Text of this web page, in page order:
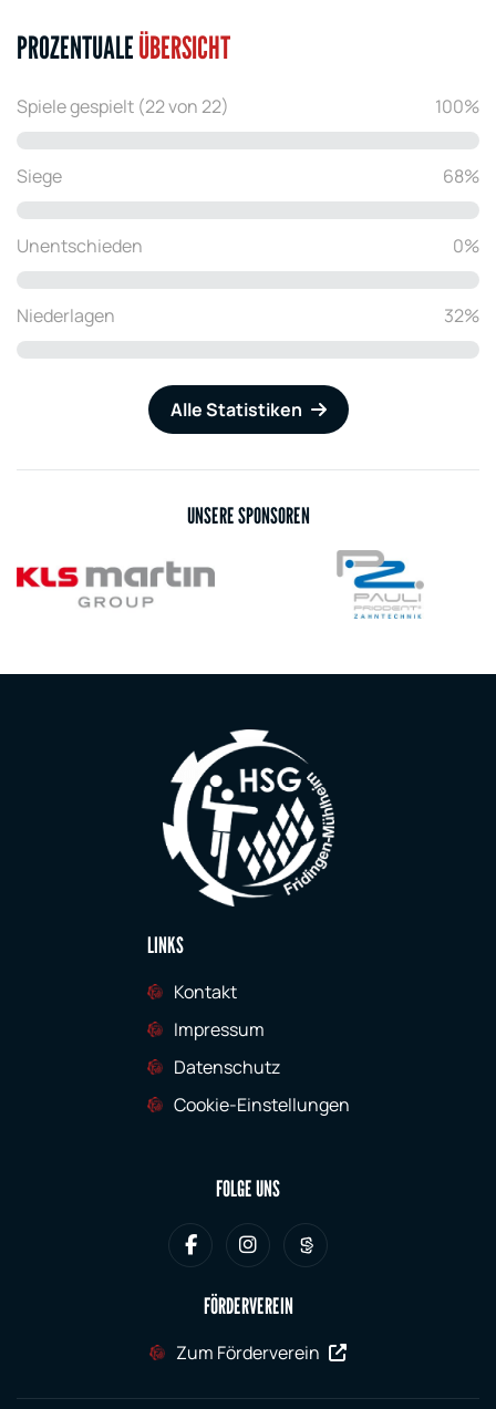
PROZENTUALEÜBERSICHT
Spiele gespielt (22 von 22) 100%
Siege 68%
Unentschieden 0%
Niederlagen 32%
Alle Statistiken
UNSERE SPONSOREN
LINKS
Kontakt
Impressum
Datenschutz
Cookie-Einstellungen
FOLGE UNS
FÖRDERVEREIN
Zum Förderverein